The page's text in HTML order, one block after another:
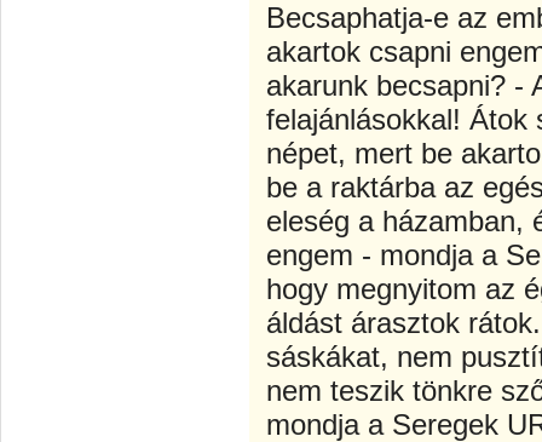
Becsaphatja-e az
akartok csapni
akarunk becsapni? -
felajánlásokkal! Átok
népet, mert be
be a raktárba az
eleség a házamban,
engem - mondja a
hogy megnyitom az
áldást árasztok
sáskákat, nem
nem teszik tönkre
mondja a Seregek